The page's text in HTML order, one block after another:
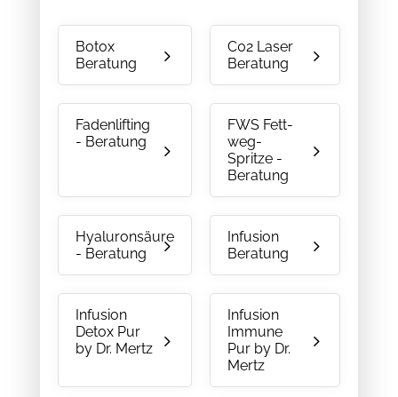
Botox
Beratung
C02 Laser
Beratung
Fadenlifting
- Beratung
FWS Fett-
weg-
Spritze -
Beratung
Hyaluronsäure
- Beratung
Infusion
Beratung
Infusion
Detox Pur
by Dr. Mertz
Infusion
Immune
Pur by Dr.
Mertz